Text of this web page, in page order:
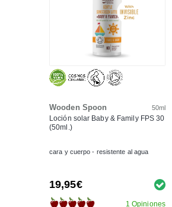
Wooden Spoon 50ml
Loción solar Baby & Family FPS 30
(50ml.)
cara y cuerpo - resistente al agua
19,95€
1 Opiniones